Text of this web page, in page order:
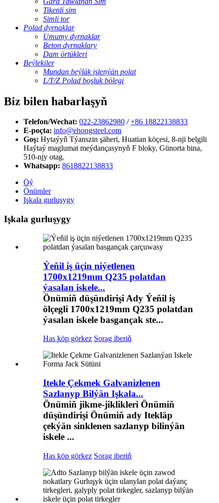
Tikenli sim
Simli tor
Polad dyrnaklar
Umumy dyrnaklar
Beton dyrnaklary
Dam örtükleri
Beýlekiler
Mundan beýläk işlenýän polat
L/T/Z Polad boşluk bölegi
Biz bilen habarlaşyň
Telefon/Wechat: 022-23862980 / +86 18822138833
E-poçta: info@ehongsteel.com
Goş: Hytaýyň Týanszin şäheri, Huatian köçesi, 8-nji belgili
Haýtaý maglumat meýdançasynyň F bloky, Günorta bina,
510-njy otag.
Whatsapp: 8618822138833
Öý
Önümler
Işkala gurluşygy
Işkala gurluşygy
Ýeňil iş üçin niýetlenen
1700x1219mm Q235 polatdan
ýasalan iskele...
Önümiň düşündirişi Ady Ýeňil iş
ölçegli 1700x1219mm Q235 polatdan
ýasalan iskele basgançak ste...
Has köp görkez Sorag iberiň
Itekle Çekmek Galvanizlenen
Sazlanyp Bilýän Işkala...
Önümiň jikme-jiklikleri Önümiň
düşündirişi Önümiň ady Itekläp
çekýän sinklenen sazlanyp bilinýän
iskele ...
Has köp görkez Sorag iberiň